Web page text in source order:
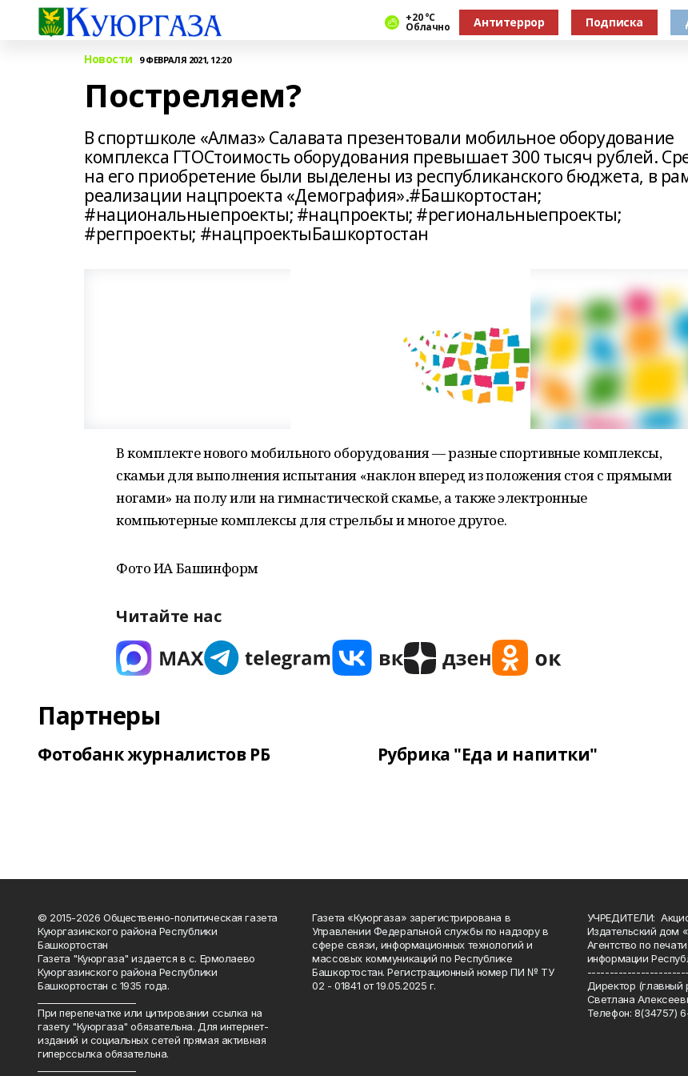
+20 °С
Облачно Антитеррор Подписка
Новости 9 ФЕВРАЛЯ 2021, 12:20
Постреляем?
В спортшколе «Алмаз» Салавата презентовали мобильное оборудование
комплекса ГТОСтоимость оборудования превышает 300 тысяч рублей.
на его приобретение были выделены из республиканского бюджета, в
реализации нацпроекта «Демография».#Башкортостан;
#национальныепроекты; #нацпроекты; #региональныепроекты;
#регпроекты; #нацпроектыБашкортостан
В комплекте нового мобильного оборудования — разные спортивные комплексы,
скамьи для выполнения испытания «наклон вперед из положения стоя с прямыми
ногами» на полу или на гимнастической скамье, а также электронные
компьютерные комплексы для стрельбы и многое другое.
Фото ИА Башинформ
Читайте нас
Партнеры
Фотобанк журналистов РБ Рубрика "Еда и напитки"
© 2015-2026 Общественно-политическая газета
Куюргазинского района Республики
Башкортостан
Газета "Куюргаза" издается в с. Ермолаево
Куюргазинского района Республики
Башкортостан с 1935 года.
При перепечатке или цитировании ссылка на
газету "Куюргаза" обязательна. Для интернет-
изданий и социальных сетей прямая активная
гиперссылка обязательна.
Газета «Куюргаза» зарегистрирована в
Управлении Федеральной службы по надзору в
сфере связи, информационных технологий и
массовых коммуникаций по Республике
Башкортостан. Регистрационный номер ПИ № ТУ
02 - 01841 от 19.05.2025 г.
УЧРЕДИТЕЛИ:
Издательский дом
Агентство по
информации
Директор (главный
Светлана
Телефон: 8(34757)